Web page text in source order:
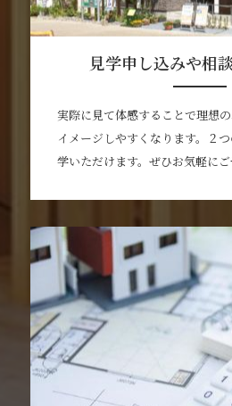
見学申し込みや相
実際に見て体感することで理想
イメージしやすくなります。２
学いただけます。ぜひお気軽にご